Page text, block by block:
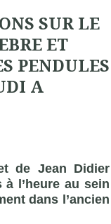
SUR LE
ET
PENDULES
A
de Jean Didier
l’heure au sein
dans l’ancien